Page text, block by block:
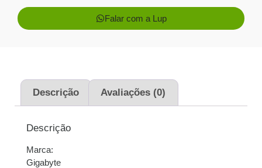
juros
juros
4x de
Falar com a Lup
Descrição Avaliações (0)
Descrição
Marca:
Gigabyte